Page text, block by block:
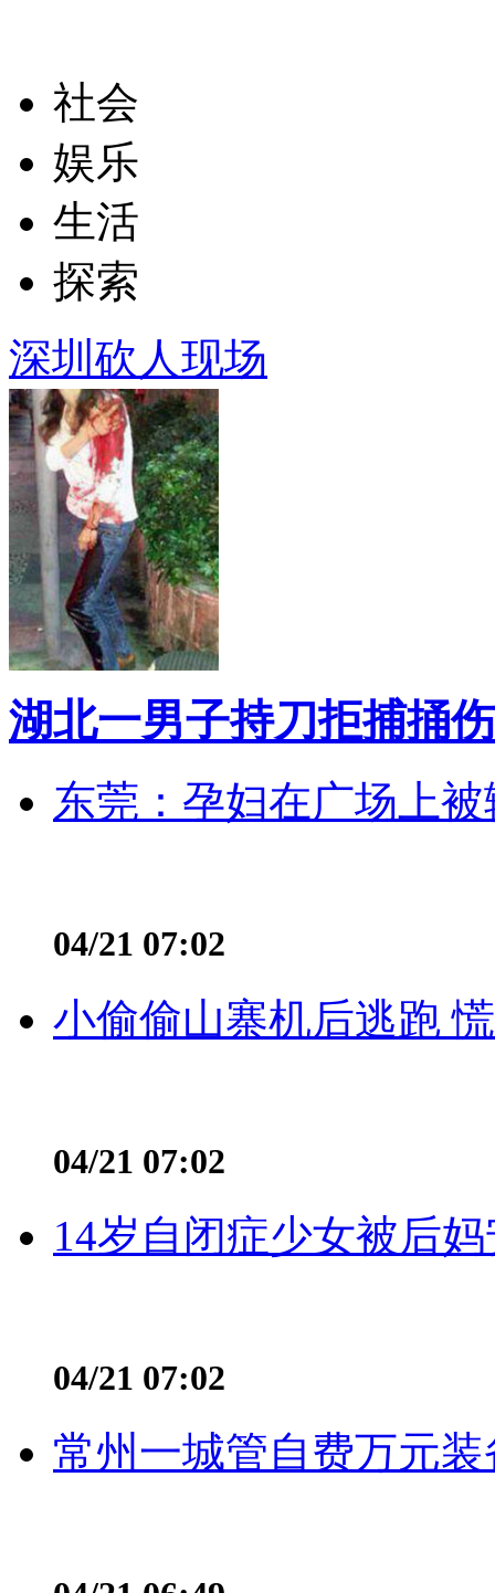
社会
娱乐
生活
探索
深圳砍人现场
湖北一男子持刀拒捕捅
东莞：孕妇在广场上
04/21 07:02
小偷偷山寨机后逃跑
04/21 07:02
14岁自闭症少女被后
04/21 07:02
常州一城管自费万元